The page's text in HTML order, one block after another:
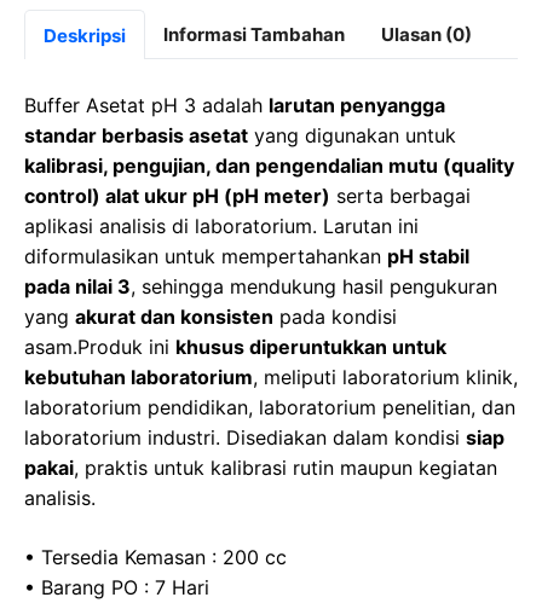
c
b
o
o
k
st
d
o
n
at
s
A
p
p
e
gr
a
m
Deskripsi Informasi Tambahan Ulasan (0)
Buffer Asetat pH 3 adalah larutan penyangga
standar berbasis asetat yang digunakan untuk
kalibrasi, pengujian, dan pengendalian mutu (quality
control) alat ukur pH (pH meter) serta berbagai
aplikasi analisis di laboratorium. Larutan ini
diformulasikan untuk mempertahankan pH stabil
pada nilai 3, sehingga mendukung hasil pengukuran
yang akurat dan konsisten pada kondisi
asam.Produk ini khusus diperuntukkan untuk
kebutuhan laboratorium, meliputi laboratorium klinik,
laboratorium pendidikan, laboratorium penelitian, dan
laboratorium industri. Disediakan dalam kondisi siap
pakai, praktis untuk kalibrasi rutin maupun kegiatan
analisis.
• Tersedia Kemasan : 200 cc
• Barang PO : 7 Hari